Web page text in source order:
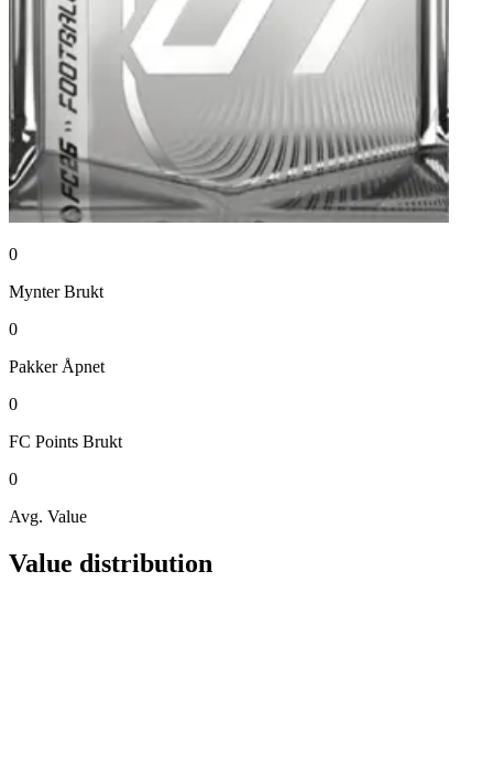
0
Mynter Brukt
0
Pakker Åpnet
0
FC Points Brukt
0
Avg. Value
Value distribution